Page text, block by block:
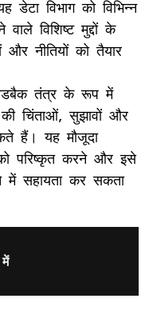
विभाग को विभिन्न
विशिष्ट मुद्दों के
नीतियों को तैयार
तंत्र के रूप में
चिंताओं, सुझावों और
हैं। यह मौजूदा
परिष्कृत करने और इसे
सहायता कर सकता